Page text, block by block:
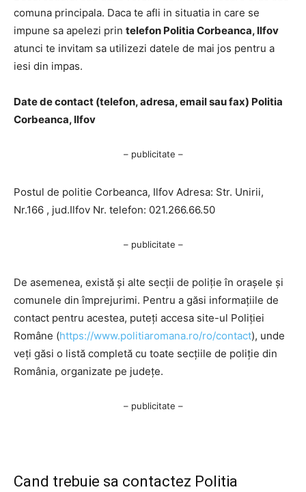
comuna principala. Daca te afli in situatia in care se
impune sa apelezi prin telefon Politia Corbeanca, Ilfov
atunci te invitam sa utilizezi datele de mai jos pentru a
iesi din impas.
Date de contact (telefon, adresa, email sau fax) Politia
Corbeanca, Ilfov
– publicitate –
Postul de politie Corbeanca, Ilfov Adresa: Str. Unirii,
Nr.166 , jud.Ilfov Nr. telefon: 021.266.66.50
– publicitate –
De asemenea, există și alte secții de poliție în orașele și
comunele din împrejurimi. Pentru a găsi informațiile de
contact pentru acestea, puteți accesa site-ul Poliției
Române (https://www.politiaromana.ro/ro/contact), unde
veți găsi o listă completă cu toate secțiile de poliție din
România, organizate pe județe.
– publicitate –
Cand trebuie sa contactez Politia